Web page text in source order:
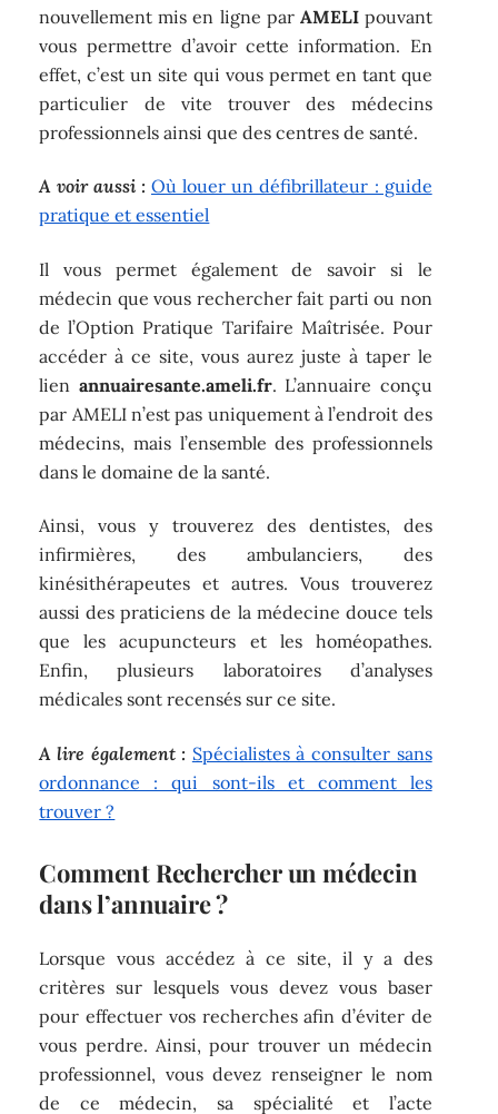
nouvellement mis en ligne par AMELIpouvant
vous permettre d’avoir cette information. En
effet, c’est un site qui vous permet en tant que
particulier de vite trouver des médecins
professionnels ainsi que des centres de santé.
A voir aussi : Où louer un défibrillateur : guide
pratique et essentiel
Il vous permet également de savoir si le
médecin que vous rechercher fait parti ou non
de l’Option Pratique Tarifaire Maîtrisée. Pour
accéder à ce site, vous aurez juste à taper le
lien annuairesante.ameli.fr. L’annuaire conçu
par AMELI n’est pas uniquement à l’endroit des
médecins, mais l’ensemble des professionnels
dans le domaine de la santé.
Ainsi, vous y trouverez des dentistes, des
infirmières, des ambulanciers, des
kinésithérapeutes et autres. Vous trouverez
aussi des praticiens de la médecine douce tels
que les acupuncteurs et les homéopathes.
Enfin, plusieurs laboratoires d’analyses
médicales sont recensés sur ce site.
A lire également : Spécialistes à consulter sans
ordonnance : qui sont-ils et comment les
trouver ?
Comment Rechercher un médecin
dans l’annuaire ?
Lorsque vous accédez à ce site, il y a des
critères sur lesquels vous devez vous baser
pour effectuer vos recherches afin d’éviter de
vous perdre. Ainsi, pour trouver un médecin
professionnel, vous devez renseigner le nom
de ce médecin, sa spécialité et l’acte